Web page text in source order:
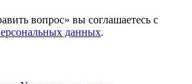
вопрос» вы соглашаетесь с
данных.